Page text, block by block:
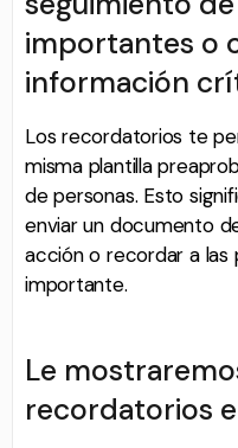
importantes o
información
Los recordatorios te
misma plantilla
de personas. Esto
enviar un documento
acción o recordar a las
importante.
Le
recordatorios